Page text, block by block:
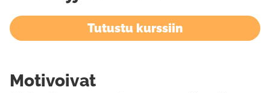
Tutustu kurssiin
Motivoivat